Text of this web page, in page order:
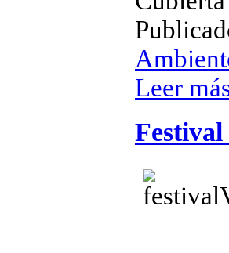
Leer
Festival